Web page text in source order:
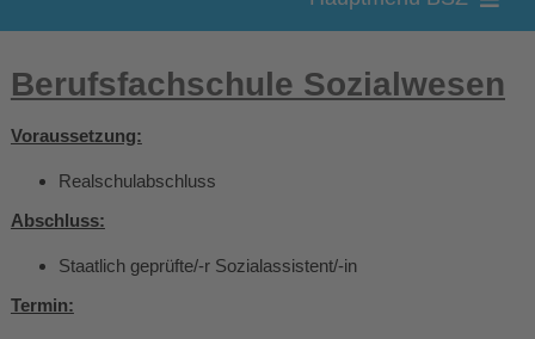
Bewerbung
Feedback
BSZ-Grimma
Loginbereich
Bildungsgänge
Organisation
Berufsfachschule Sozialwesen
Voraussetzung:
Realschulabschluss
Abschluss:
Staatlich geprüfte/-r Sozialassistent/-in
Termin: